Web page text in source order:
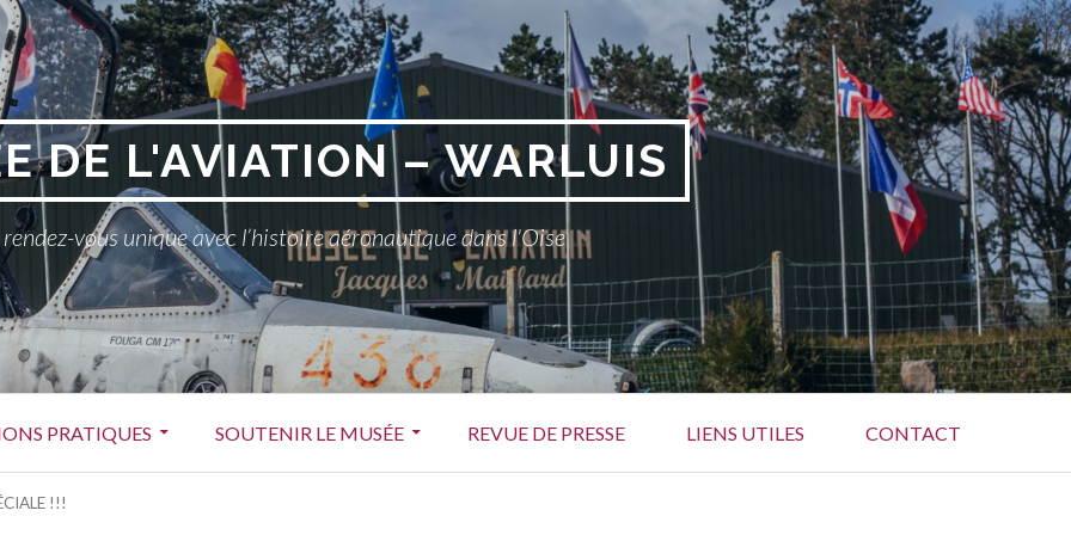
DE L'AVIATION – WARLUIS
vous unique avec l’histoire aéronautique dans l'Oise
PRATIQUES SOUTENIR LE MUSÉE REVUE DE PRESSE LIENS UTILES CONTACT
!!!